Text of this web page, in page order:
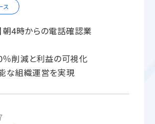
ス
朝4時からの電話確認業
削減と利益の可視化
な組織運営を実現